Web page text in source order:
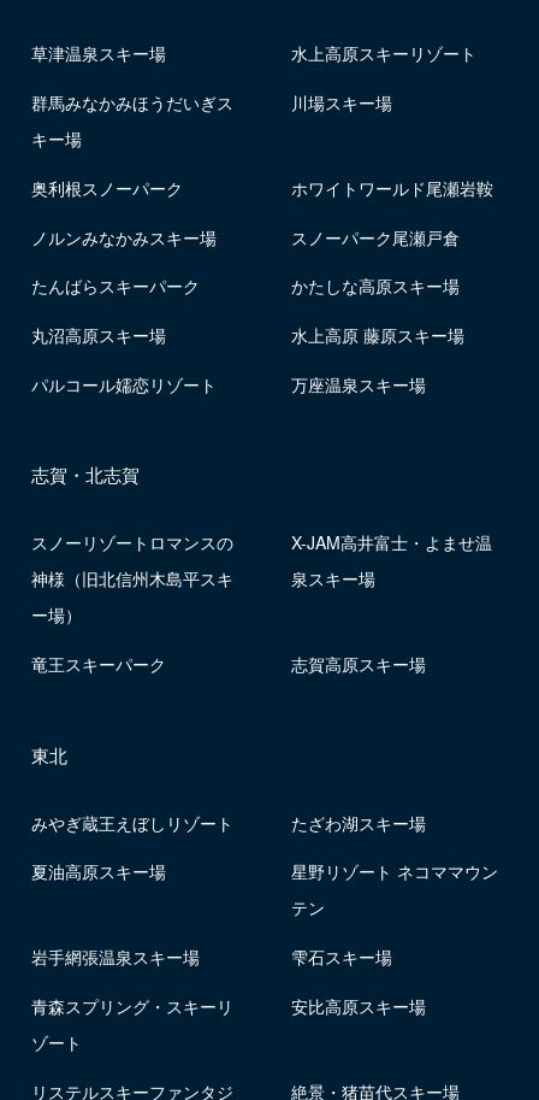
草津温泉スキー場 水上高原スキーリゾート
群馬みなかみほうだいぎス
キー場
川場スキー場
奥利根スノーパーク ホワイトワールド尾瀬岩鞍
ノルンみなかみスキー場 スノーパーク尾瀬戸倉
たんばらスキーパーク かたしな高原スキー場
丸沼高原スキー場 水上高原 藤原スキー場
パルコール嬬恋リゾート 万座温泉スキー場
志賀・北志賀
スノーリゾートロマンスの
神様（旧北信州木島平スキ
ー場）
X-JAM高井富士・よませ温
泉スキー場
竜王スキーパーク 志賀高原スキー場
東北
みやぎ蔵王えぼしリゾート たざわ湖スキー場
夏油高原スキー場
星野リゾート ネコママウン
テン
岩手網張温泉スキー場 雫石スキー場
青森スプリング・スキーリ
ゾート
安比高原スキー場
リステルスキーファンタジ 絶景・猪苗代スキー場